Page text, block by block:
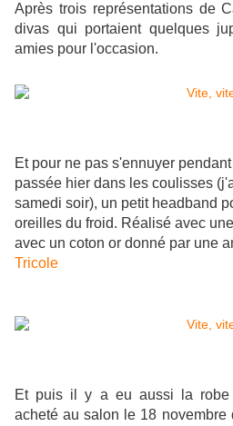
Après trois représentations de
divas qui portaient quelques
amies pour l'occasion.
Et pour ne pas s'ennuyer
passée hier dans les coulisses
samedi soir), un petit headband
oreilles du froid. Réalisé avec
avec un coton or donné par une
Tricole
Et puis il y a eu aussi la robe
acheté au salon le 18 novembre